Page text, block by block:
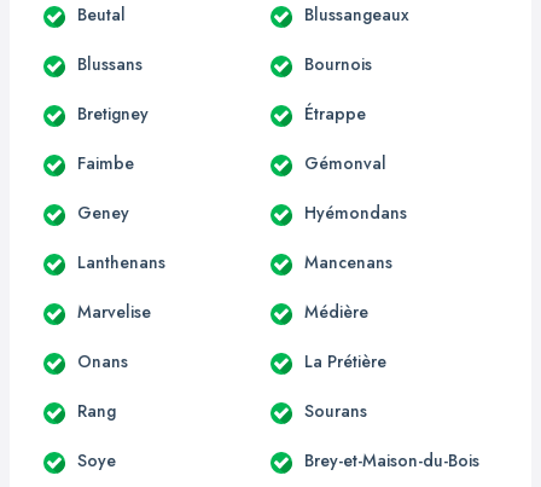
Beutal Blussangeaux
Blussans Bournois
Bretigney Étrappe
Faimbe Gémonval
Geney Hyémondans
Lanthenans Mancenans
Marvelise Médière
Onans La Prétière
Rang Sourans
Soye Brey-et-Maison-du-Bois